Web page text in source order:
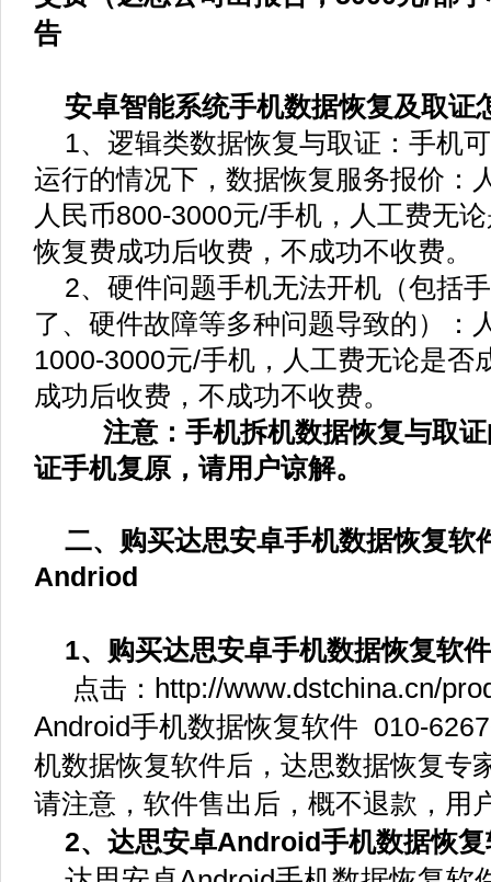
告
安卓智能系统手机数据恢复及取证
1、逻辑类数据恢复与取证：手机
运行的情况下，数据恢复服务报价：
人民币800-3000元/手机，人工费无
恢复费成功后收费，不成功不收费。
2、硬件问题手机无法开机（包括
了、硬件故障等多种问题导致的）：
1000-3000元/手机，人工费无论是否
成功后收费，不成功不收费。
注意：手机拆机数据恢复与取证
证手机复原，请用户谅解。
二、购买达思安卓手机数据恢复软
Andriod
1、购买达思安卓手机数据恢复软
点击： http://www.dstchina.cn/
Android手机数据恢复软件 010-
机数据恢复软件后，达思数据恢复专
请注意，软件售出后，概不退款，用
2、达思安卓Android手机数据恢复